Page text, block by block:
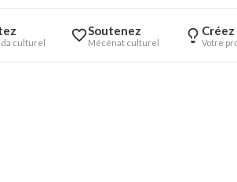
culturel
Soutenez
Mécénat culturel
Créez
Votre